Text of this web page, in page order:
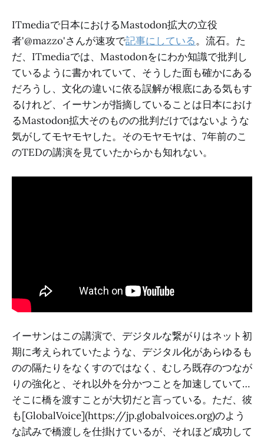
ITmediaで日本におけるMastodon拡大の立役
者'@mazzo'さんが速攻で記事にしている。流石。た
だ、ITmediaでは、Mastodonをにわか知識で批判し
ているように書かれていて、そうした面も確かにある
だろうし、文化の違いに依る誤解が根底にある気もす
るけれど、イーサンが指摘していることは日本におけ
るMastodon拡大そのものの批判だけではないような
気がしてモヤモヤした。そのモヤモヤは、7年前のこ
のTEDの講演を見ていたからかも知れない。
イーサンはこの講演で、デジタルな繋がりはネット初
期に考えられていたような、デジタル化があらゆるも
のの隔たりをなくすのではなく、むしろ既存のつなが
りの強化と、それ以外を分かつことを加速していて…
そこに橋を渡すことが大切だと言っている。ただ、彼
も[GlobalVoice](https://jp.globalvoices.org)のよう
な試みで橋渡しを仕掛けているが、それほど成功して